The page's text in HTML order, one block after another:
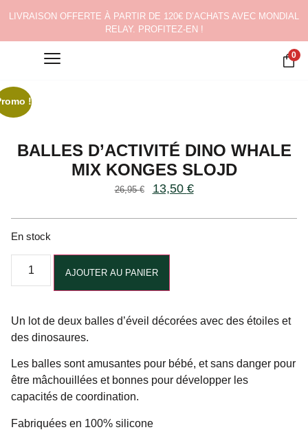
LIVRAISON OFFERTE À PARTIR DE 120€ D’ACHATS AVEC MONDIAL
RELAY. PROFITEZ-EN !
0
!
BALLES D’ACTIVITÉ DINO WHALE
MIX KONGES SLOJD
26,95€ 13,50 €
En stock
AJOUTER AU PANIER
Un lot de deux balles d’éveil décorées avec des étoiles et
des dinosaures.
Les balles sont amusantes pour bébé, et sans danger pour
être mâchouillées et bonnes pour développer les
capacités de coordination.
Fabriquées en 100% silicone